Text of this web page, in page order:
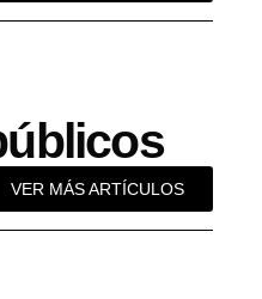
VER MÁS ARTÍCULOS